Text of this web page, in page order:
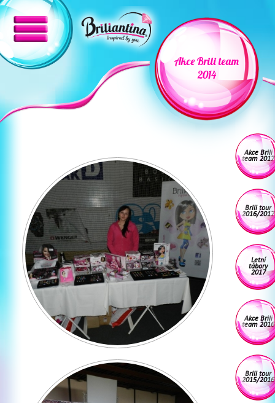
Akce Brili team
2014
Akce Brili
team 2017
Brili tour
2016/2017
Letní
tábory
2017
Akce Brili
team 2016
Brili tour
2015/2016